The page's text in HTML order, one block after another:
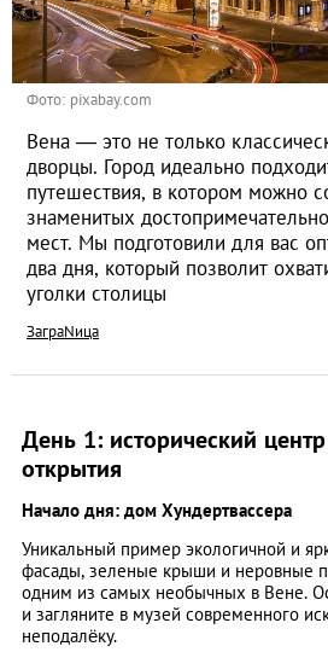
Фото: pixabay.com
Вена — это не только
дворцы. Город идеально
путешествия, в котором можно
знаменитых
мест. Мы подготовили для вас
два дня, который позволит
уголки столицы
ЗаграNица
День 1: исторический
открытия
Начало дня: дом Хундертвассера
Уникальный пример экологичной и
фасады, зеленые крыши и неровные
одним из самых необычных в Вене.
и загляните в музей современного
неподалёку.